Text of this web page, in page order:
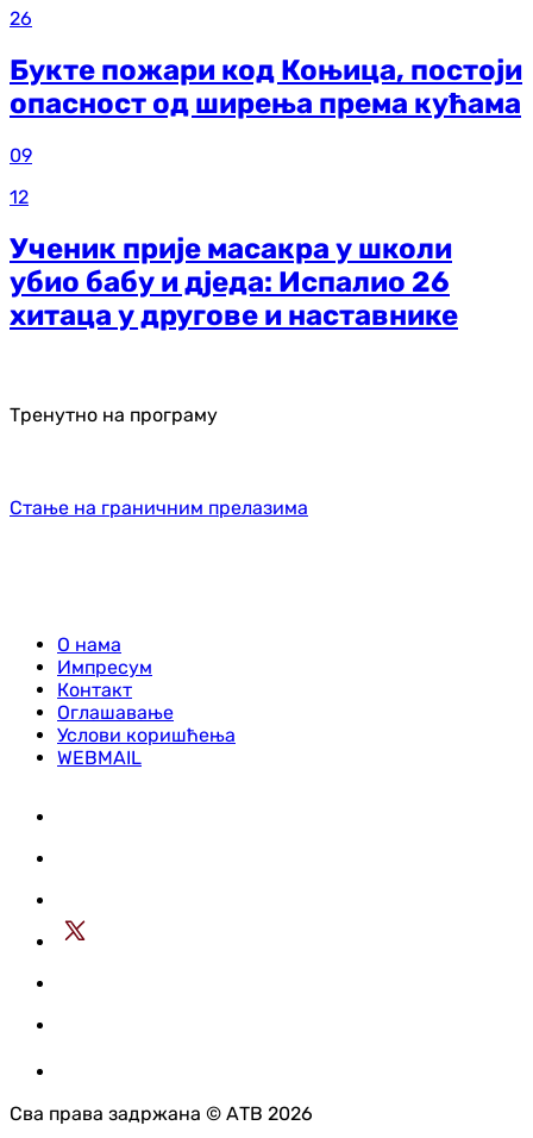
26
Букте пожари код Коњица, постоји
опасност од ширења према кућама
09
12
Ученик прије масакра у школи
убио бабу и дједа: Испалио 26
хитаца у другове и наставнике
Тренутно на програму
Стање на граничним прелазима
О нама
Импресум
Контакт
Оглашавање
Услови коришћења
WEBMAIL
Сва права задржана © АТВ 2026